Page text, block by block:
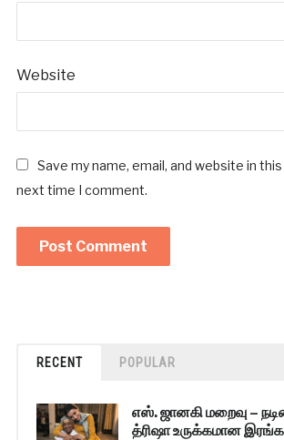
Website
Save my name, email, and website in
next time I comment.
RECENT POPULAR
எஸ். ஜானகி மறைவு –
த்ரிஷா உருக்கமான